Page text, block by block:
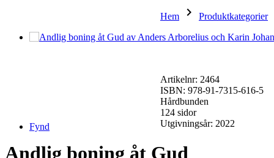
Fynd
Hem keyboard_arrow_right Produktkategorier
Artikelnr: 2464
ISBN: 978-91-7315-616-5
Hårdbunden
124 sidor
Utgivningsår: 2022
Andlig boning åt Gud